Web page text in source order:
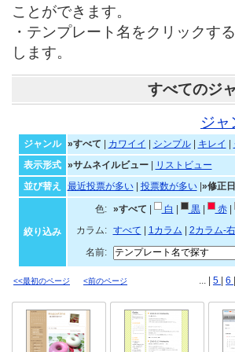
ことができます。
・テンプレート名をクリックす
します。
すべてのジ
ジャ
ジャンル »すべて カワイイ シンプル| キレイ
表示形式
»サムネイルビュー|
リストビュー
並び替え
最近投票が多い| 投票数が多い| »修正
絞り込み
色: »すべて 白 黒| 赤|
カラム:
すべて 1カラム 2カラム-
名前:
<<最初のページ <前のページ ... | 5 6